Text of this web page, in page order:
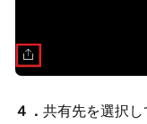
４． 共有先を選択し